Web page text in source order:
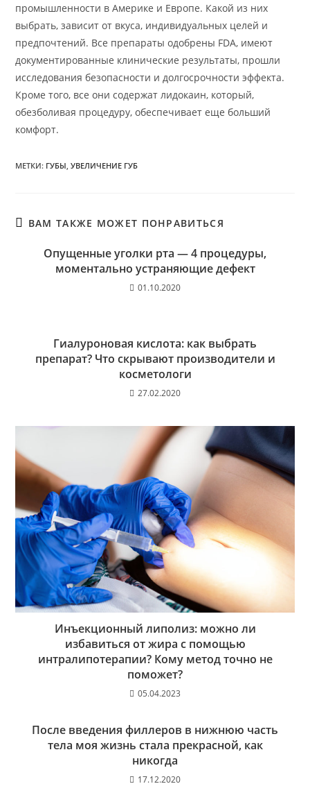
промышленности в Америке и Европе. Какой из них
выбрать, зависит от вкуса, индивидуальных целей и
предпочтений. Все препараты одобрены FDA, имеют
документированные клинические результаты, прошли
исследования безопасности и долгосрочности эффекта.
Кроме того, все они содержат лидокаин, который,
обезболивая процедуру, обеспечивает еще больший
комфорт.
МЕТКИ: ГУБЫ УВЕЛИЧЕНИЕ ГУБ
ВАМ ТАКЖЕ МОЖЕТ ПОНРАВИТЬСЯ
Опущенные уголки рта — 4 процедуры,
моментально устраняющие дефект
01.10.2020
Гиалуроновая кислота: как выбрать
препарат? Что скрывают производители и
косметологи
27.02.2020
Инъекционный липолиз: можно ли
избавиться от жира с помощью
интралипотерапии? Кому метод точно не
поможет?
05.04.2023
После введения филлеров в нижнюю часть
тела моя жизнь стала прекрасной, как
никогда
17.12.2020